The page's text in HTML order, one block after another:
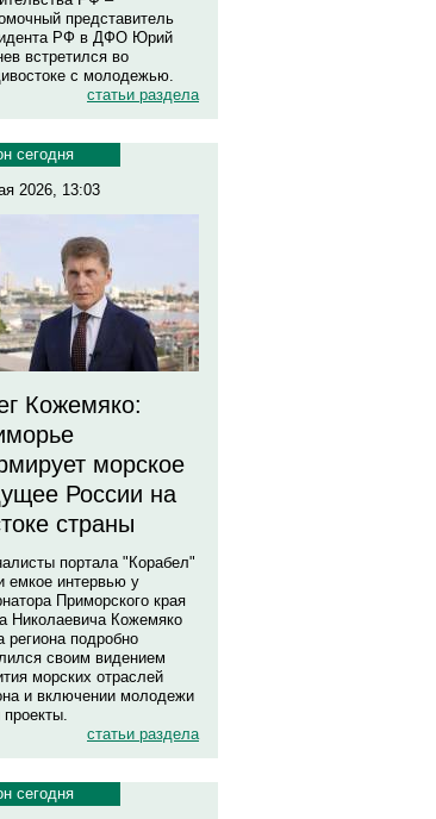
представитель
РФ в ДФО Юрий
встретился во
с молодежью.
статьи раздела
сегодня
2026, 13:03
Кожемяко:
морское
России на
страны
портала "Корабел"
емкое интервью у
Приморского края
Николаевича Кожемяко
региона подробно
своим видением
морских отраслей
и включении молодежи
проекты.
статьи раздела
сегодня